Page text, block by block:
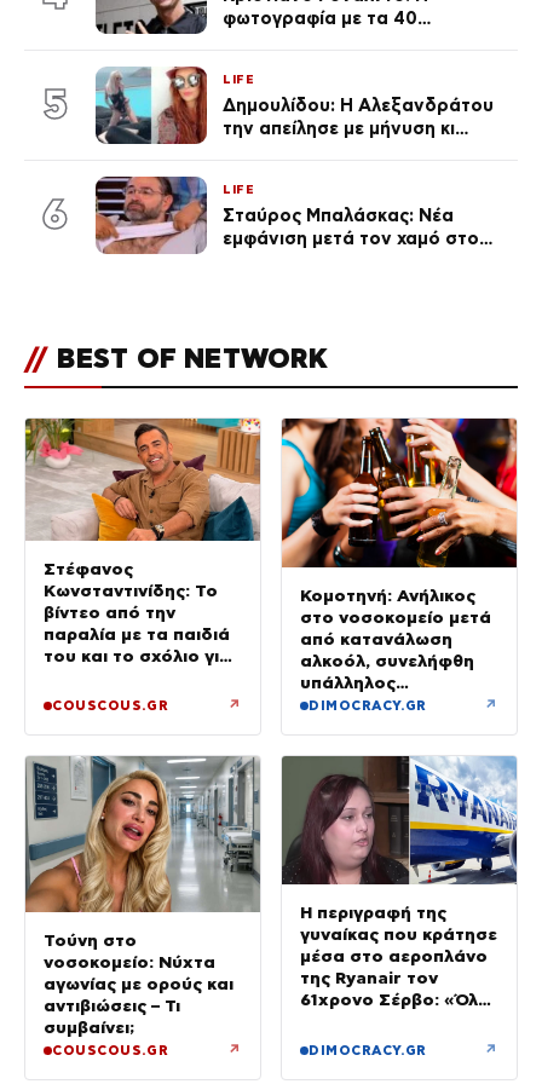
φωτογραφία με τα 40
εκ. likes
5
LIFE
Δημουλίδου: Η Αλεξανδράτου
την απείλησε με μήνυση κι
ποια είσαι σοκαρίστικα»
6
LIFE
Σταύρος Μπαλάσκας: Νέα
εμφάνιση μετά τον χαμό στο
// BEST OF NETWORK
Στέφανος
Κωνσταντινίδης: Το
βίντεο από την
παραλία με τα παιδιά
του και το σχόλιο για
COUSCOUS.GR ↗
Κομοτηνή: Ανήλικος
στο νοσοκομείο μετά
από κατανάλωση
αλκοόλ, συνελήφθη
υπάλληλος
καταστήματος
DIMOCRACY.GR ↗
Τούνη στο
νοσοκομείο: Νύχτα
αγωνίας με ορούς και
αντιβιώσεις – Τι
συμβαίνει;
COUSCOUS.GR ↗
Η περιγραφή της
γυναίκας που κράτησε
μέσα στο αεροπλάνο
της Ryanair τον
61χρονο Σέρβο: «Όλα
δευτερολέπτου»
DIMOCRACY.GR ↗